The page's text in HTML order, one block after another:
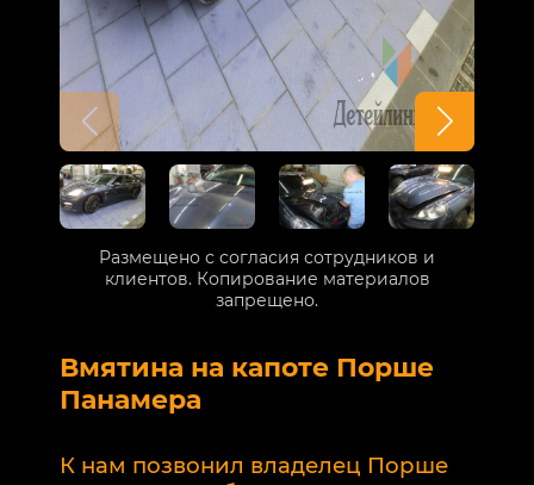
Вмятина на капоте Порше
Панамера
К нам позвонил владелец Порше
Размещено с согласия сотрудников и
клиентов. Копирование материалов
запрещено.